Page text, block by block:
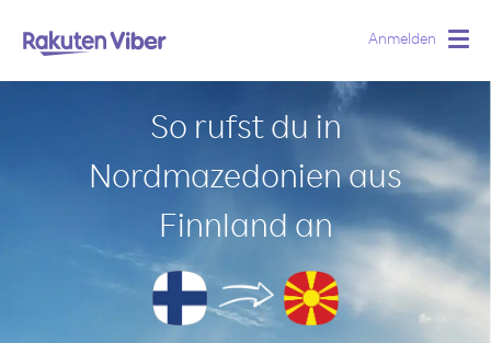
Anmelden
So rufst du in
Nordmazedonien aus
Finnland an